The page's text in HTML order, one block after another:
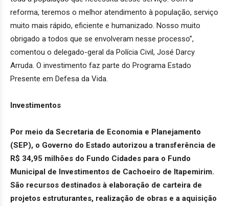
reforma, teremos o melhor atendimento à população, serviço
muito mais rápido, eficiente e humanizado. Nosso muito
obrigado a todos que se envolveram nesse processo”,
comentou o delegado-geral da Polícia Civil, José Darcy
Arruda. O investimento faz parte do Programa Estado
Presente em Defesa da Vida.
Investimentos
Por meio da Secretaria de Economia e Planejamento
(SEP), o Governo do Estado autorizou a transferência de
R$ 34,95 milhões do Fundo Cidades para o Fundo
Municipal de Investimentos de Cachoeiro de Itapemirim.
São recursos destinados à elaboração de carteira de
projetos estruturantes, realização de obras e a aquisição